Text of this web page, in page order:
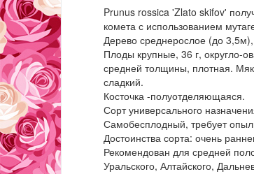
Prunus rossica 'Zlato skifov'
комета с использованием
Дерево среднерослое (до
Плоды крупные, 36 г, округло-
средней толщины, плотная.
сладкий.
Косточка -полуотделяющаяся.
Сорт универсального
Самобесплодный, требует
Достоинства сорта: очень
Рекомендован для средней
Уральского, Алтайского,